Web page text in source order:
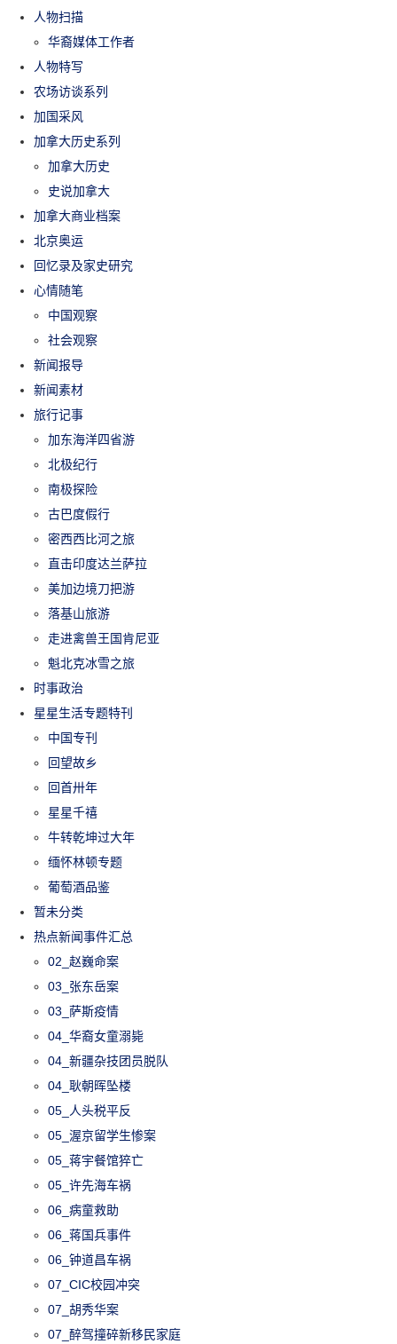
人物扫描
华裔媒体工作者
人物特写
农场访谈系列
加国采风
加拿大历史系列
加拿大历史
史说加拿大
加拿大商业档案
北京奥运
回忆录及家史研究
心情随笔
中国观察
社会观察
新闻报导
新闻素材
旅行记事
加东海洋四省游
北极纪行
南极探险
古巴度假行
密西西比河之旅
直击印度达兰萨拉
美加边境刀把游
落基山旅游
走进禽兽王国肯尼亚
魁北克冰雪之旅
时事政治
星星生活专题特刊
中国专刊
回望故乡
回首卅年
星星千禧
牛转乾坤过大年
缅怀林顿专题
葡萄酒品鉴
暂未分类
热点新闻事件汇总
02_赵巍命案
03_张东岳案
03_萨斯疫情
04_华裔女童溺毙
04_新疆杂技团员脱队
04_耿朝晖坠楼
05_人头税平反
05_渥京留学生惨案
05_蒋宇餐馆猝亡
05_许先海车祸
06_病童救助
06_蒋国兵事件
06_钟道昌车祸
07_CIC校园冲突
07_胡秀华案
07_醉驾撞碎新移民家庭